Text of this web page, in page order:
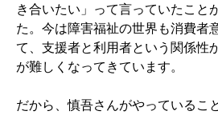
き合いたい」って言っていたこと
た。今は障害福祉の世界も消費者
て、支援者と利用者という関係性
が難しくなってきています。
だから、慎吾さんがやっているこ